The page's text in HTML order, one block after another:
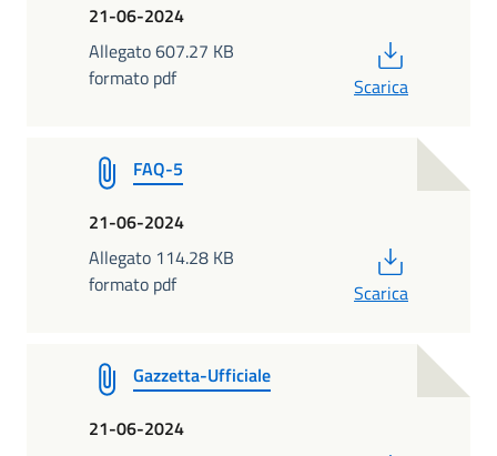
21-06-2024
Allegato 607.27 KB
formato pdf
Scarica
FAQ-5
21-06-2024
Allegato 114.28 KB
formato pdf
Scarica
Gazzetta-Ufficiale
21-06-2024